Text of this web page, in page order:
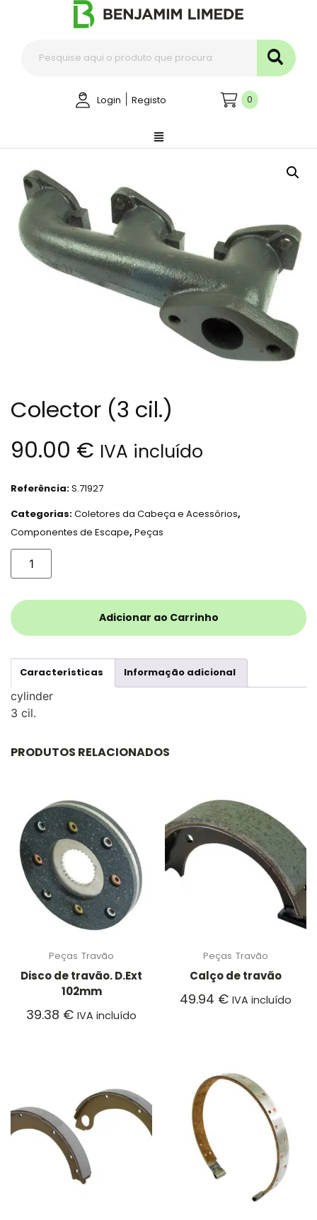
Login Registo 0
Colector (3 cil.)
90.00 € IVA incluído
Referência:S.71927
Categorias:Coletores da Cabeça e Acessórios,
Componentes de Escape, Peças
Adicionar ao Carrinho
Características Informação adicional
cylinder
3 cil.
PRODUTOS RELACIONADOS
Peças Travão
Disco de travão. D.Ext
102mm
39.38 € IVA incluído
Peças Travão
Calço de travão
49.94 € IVA incluído